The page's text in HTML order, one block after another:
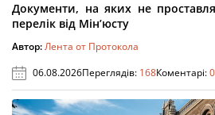
Документи, на яких не
перелік від Мін’юсту
Автор:Лента от Протокола
06.08.2026Переглядів: 168Коментарі:0